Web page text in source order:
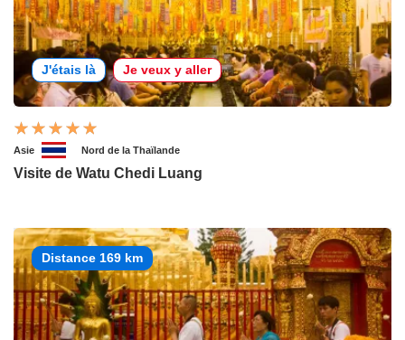
J'étais là Je veux y aller
Asie Nord de la Thaïlande
Visite de Watu Chedi Luang
Distance 169 km